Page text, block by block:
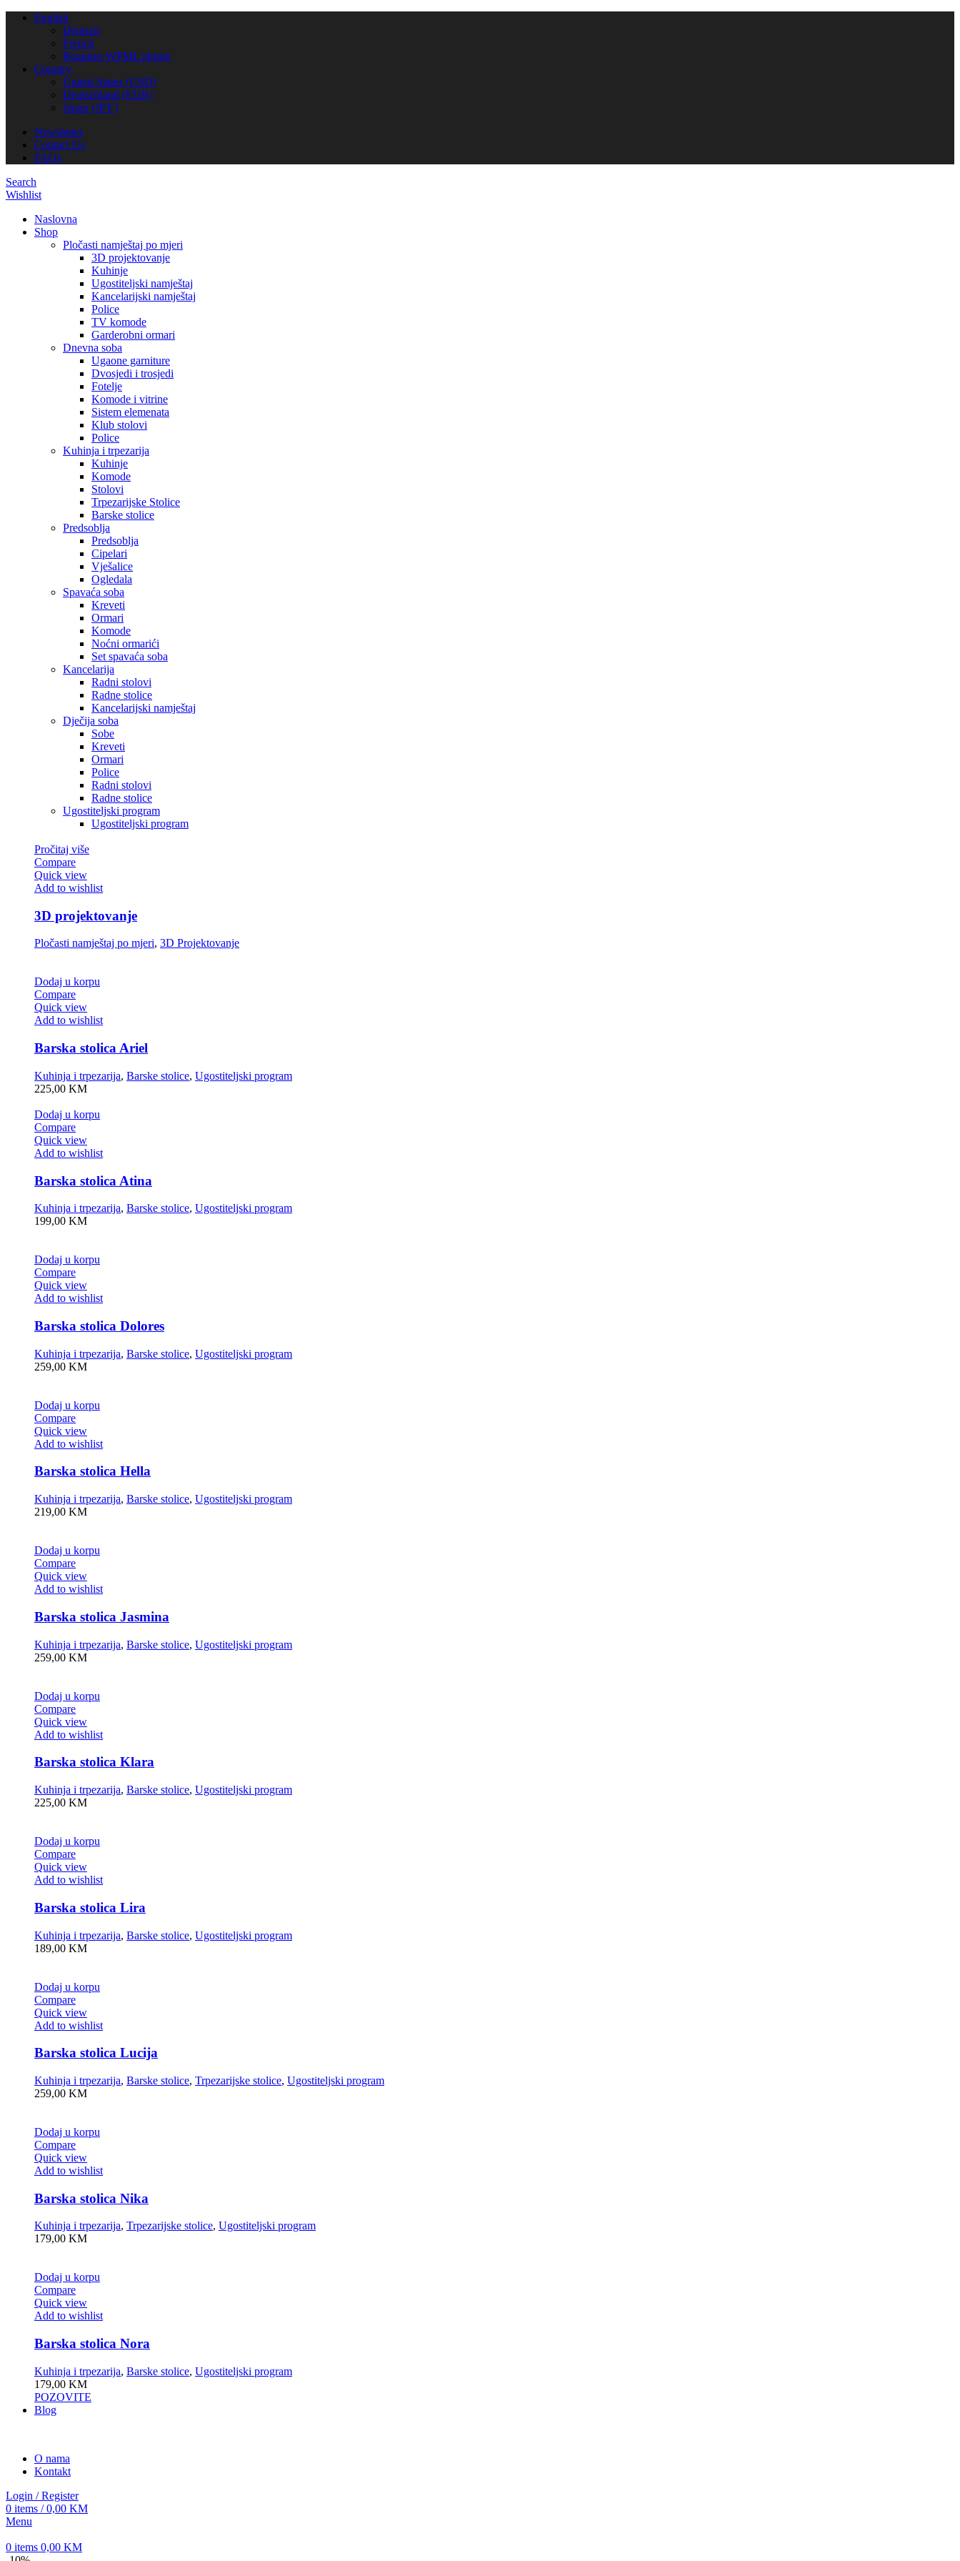
English
Deutsch
French
Requires WPML plugin
Country
United States (USD)
Deutschland (EUR)
Japan (JPY)
Newsletter
Contact Us
FAQs
Search
Wishlist
Naslovna
Shop
Pločasti namještaj po mjeri
3D projektovanje
Kuhinje
Ugostiteljski namještaj
Kancelarijski namještaj
Police
TV komode
Garderobni ormari
Dnevna soba
Ugaone garniture
Dvosjedi i trosjedi
Fotelje
Komode i vitrine
Sistem elemenata
Klub stolovi
Police
Kuhinja i trpezarija
Kuhinje
Komode
Stolovi
Trpezarijske Stolice
Barske stolice
Predsoblja
Predsoblja
Cipelari
Vješalice
Ogledala
Spavaća soba
Kreveti
Ormari
Komode
Noćni ormarići
Set spavaća soba
Kancelarija
Radni stolovi
Radne stolice
Kancelarijski namještaj
Dječija soba
Sobe
Kreveti
Ormari
Police
Radni stolovi
Radne stolice
Ugostiteljski program
Ugostiteljski program
Pročitaj više
Compare
Quick view
Add to wishlist
3D projektovanje
Pločasti namještaj po mjeri, 3D Projektovanje
Dodaj u korpu
Compare
Quick view
Add to wishlist
Barska stolica Ariel
Kuhinja i trpezarija, Barske stolice, Ugostiteljski program
225,00 KM
Dodaj u korpu
Compare
Quick view
Add to wishlist
Barska stolica Atina
Kuhinja i trpezarija, Barske stolice, Ugostiteljski program
199,00 KM
Dodaj u korpu
Compare
Quick view
Add to wishlist
Barska stolica Dolores
Kuhinja i trpezarija, Barske stolice, Ugostiteljski program
259,00 KM
Dodaj u korpu
Compare
Quick view
Add to wishlist
Barska stolica Hella
Kuhinja i trpezarija, Barske stolice, Ugostiteljski program
219,00 KM
Dodaj u korpu
Compare
Quick view
Add to wishlist
Barska stolica Jasmina
Kuhinja i trpezarija, Barske stolice, Ugostiteljski program
259,00 KM
Dodaj u korpu
Compare
Quick view
Add to wishlist
Barska stolica Klara
Kuhinja i trpezarija, Barske stolice, Ugostiteljski program
225,00 KM
Dodaj u korpu
Compare
Quick view
Add to wishlist
Barska stolica Lira
Kuhinja i trpezarija, Barske stolice, Ugostiteljski program
189,00 KM
Dodaj u korpu
Compare
Quick view
Add to wishlist
Barska stolica Lucija
Kuhinja i trpezarija, Barske stolice, Trpezarijske stolice, Ugostiteljski program
259,00 KM
Dodaj u korpu
Compare
Quick view
Add to wishlist
Barska stolica Nika
Kuhinja i trpezarija, Trpezarijske stolice, Ugostiteljski program
179,00 KM
Dodaj u korpu
Compare
Quick view
Add to wishlist
Barska stolica Nora
Kuhinja i trpezarija, Barske stolice, Ugostiteljski program
179,00 KM
POZOVITE
Blog
O nama
Kontakt
Login / Register
0 items / 0,00 KM
Menu
0 items 0,00 KM